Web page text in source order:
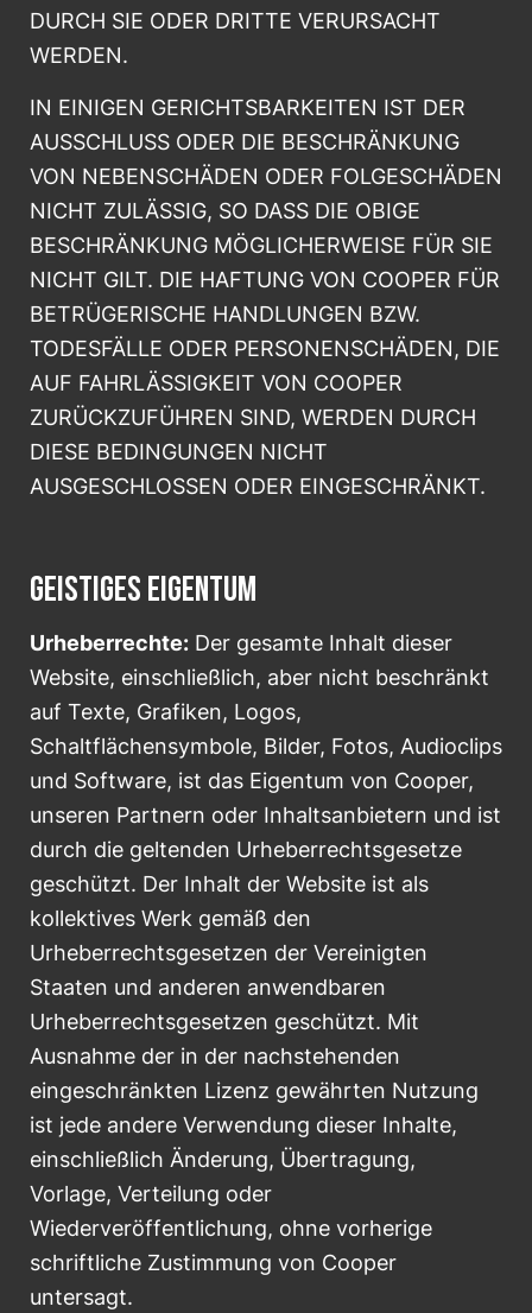
DURCH SIE ODER DRITTE VERURSACHT
WERDEN.
IN EINIGEN GERICHTSBARKEITEN IST DER
AUSSCHLUSS ODER DIE BESCHRÄNKUNG
VON NEBENSCHÄDEN ODER FOLGESCHÄDEN
NICHT ZULÄSSIG, SO DASS DIE OBIGE
BESCHRÄNKUNG MÖGLICHERWEISE FÜR SIE
NICHT GILT. DIE HAFTUNG VON COOPER FÜR
BETRÜGERISCHE HANDLUNGEN BZW.
TODESFÄLLE ODER PERSONENSCHÄDEN, DIE
AUF FAHRLÄSSIGKEIT VON COOPER
ZURÜCKZUFÜHREN SIND, WERDEN DURCH
DIESE BEDINGUNGEN NICHT
AUSGESCHLOSSEN ODER EINGESCHRÄNKT.
GEISTIGES EIGENTUM
Urheberrechte: Der gesamte Inhalt dieser
Website, einschließlich, aber nicht beschränkt
auf Texte, Grafiken, Logos,
Schaltflächensymbole, Bilder, Fotos, Audioclips
und Software, ist das Eigentum von Cooper,
unseren Partnern oder Inhaltsanbietern und ist
durch die geltenden Urheberrechtsgesetze
geschützt. Der Inhalt der Website ist als
kollektives Werk gemäß den
Urheberrechtsgesetzen der Vereinigten
Staaten und anderen anwendbaren
Urheberrechtsgesetzen geschützt. Mit
Ausnahme der in der nachstehenden
eingeschränkten Lizenz gewährten Nutzung
ist jede andere Verwendung dieser Inhalte,
einschließlich Änderung, Übertragung,
Vorlage, Verteilung oder
Wiederveröffentlichung, ohne vorherige
schriftliche Zustimmung von Cooper
untersagt.